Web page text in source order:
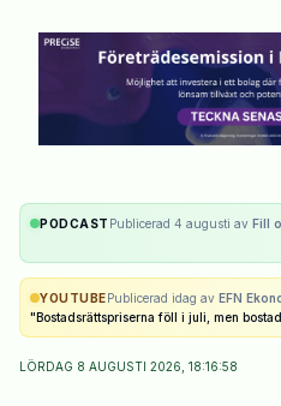
PODCAST Publicerad 4 augusti av Fill
YOUTUBEPublicerad idag av EFN
"Bostadsrättspriserna föll i juli, men
LÖRDAG 8 AUGUSTI 2026, 18:17:00